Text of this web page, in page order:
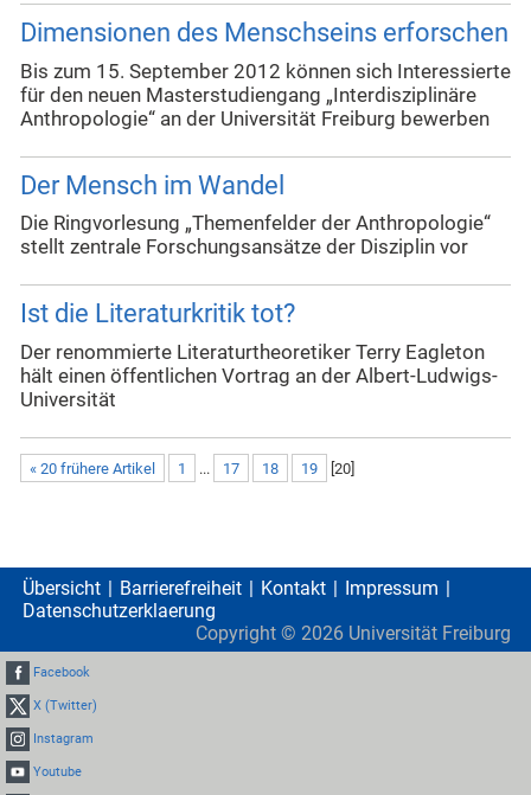
Dimensionen des Menschseins erforschen
Bis zum 15. September 2012 können sich Interessierte
für den neuen Masterstudiengang „Interdisziplinäre
Anthropologie“ an der Universität Freiburg bewerben
Der Mensch im Wandel
Die Ringvorlesung „Themenfelder der Anthropologie“
stellt zentrale Forschungsansätze der Disziplin vor
Ist die Literaturkritik tot?
Der renommierte Literaturtheoretiker Terry Eagleton
hält einen öffentlichen Vortrag an der Albert-Ludwigs-
Universität
« 20 frühere Artikel 1 ... 17 18 19 20
Übersicht Barrierefreiheit Kontakt
Impressum
Datenschutzerklaerung
Copyright © 2026 Universität Freiburg
Facebook
X (Twitter)
Instagram
Youtube